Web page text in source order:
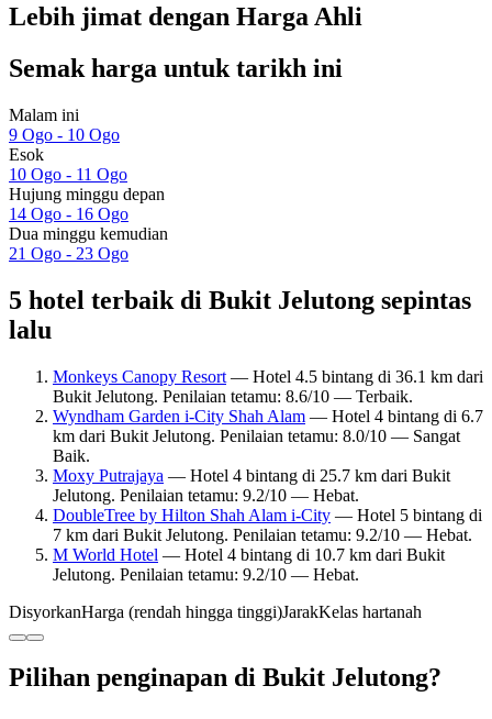
Lebih jimat dengan Harga Ahli
Semak harga untuk tarikh ini
Malam ini
9 Ogo - 10 Ogo
Esok
10 Ogo - 11 Ogo
Hujung minggu depan
14 Ogo - 16 Ogo
Dua minggu kemudian
21 Ogo - 23 Ogo
5 hotel terbaik di Bukit Jelutong sepintas
lalu
Monkeys Canopy Resort — Hotel 4.5 bintang di 36.1 km dari
Bukit Jelutong. Penilaian tetamu: 8.6/10 — Terbaik.
Wyndham Garden i-City Shah Alam — Hotel 4 bintang di 6.7
km dari Bukit Jelutong. Penilaian tetamu: 8.0/10 — Sangat
Baik.
Moxy Putrajaya — Hotel 4 bintang di 25.7 km dari Bukit
Jelutong. Penilaian tetamu: 9.2/10 — Hebat.
DoubleTree by Hilton Shah Alam i-City — Hotel 5 bintang di
7 km dari Bukit Jelutong. Penilaian tetamu: 9.2/10 — Hebat.
M World Hotel — Hotel 4 bintang di 10.7 km dari Bukit
Jelutong. Penilaian tetamu: 9.2/10 — Hebat.
DisyorkanHarga (rendah hingga tinggi)JarakKelas hartanah
Pilihan penginapan di Bukit Jelutong?